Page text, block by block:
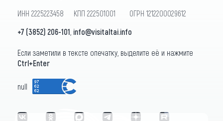
ИНН 2225223458 КПП 222501001 ОГРН 1212200029612
+7 (3852) 206-101 info@visitaltai.info
Если заметили в тексте опечатку, выделите её и нажмите
Ctrl+Enter
null